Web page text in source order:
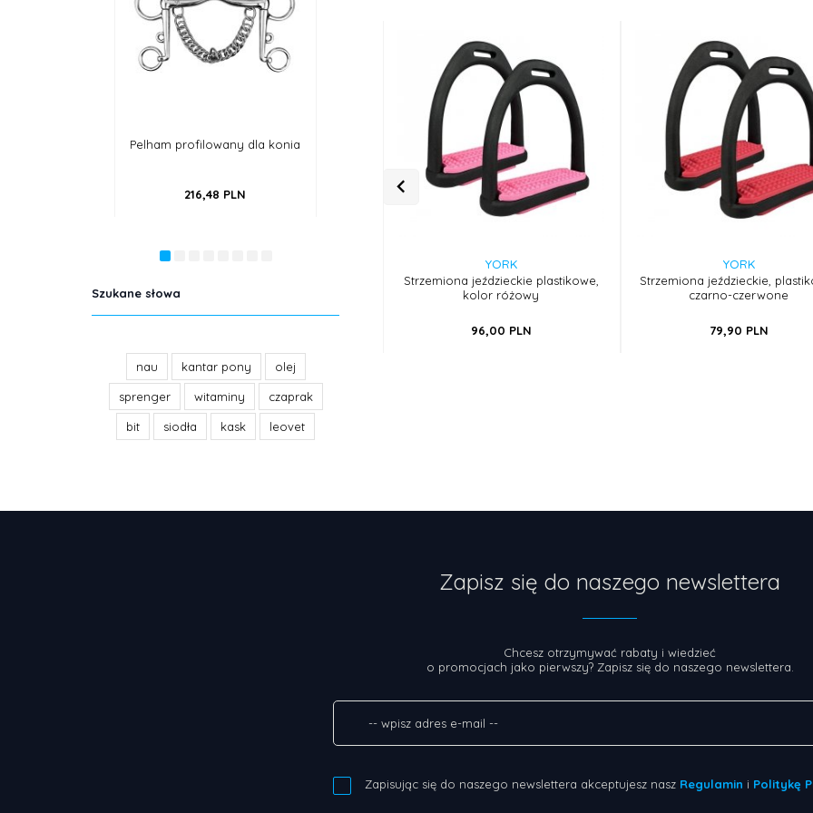
Wędzidło anatomiczne,
172,20
Czaprak Enzo, ujeżdżeniowy
Wędzidło smakowe,
podwójnie łamane
PLN
Szukane słowa
nau kantar pony olej
sprenger witaminy czaprak
bit siodła kask leovet
YORK
Strzemiona jeździeckie plastikowe,
kolor różowy
96,00 PLN
YORK
Strzemiona jeździeckie,
czarno-czerwone
79,90 PLN
Zapisz się do naszego newslettera
Chcesz otrzymywać rabaty i wiedzieć
o promocjach jako pierwszy? Zapisz się do naszego newslettera.
Zapisując się do naszego newslettera akceptujesz nasz Regulamin i Politykę